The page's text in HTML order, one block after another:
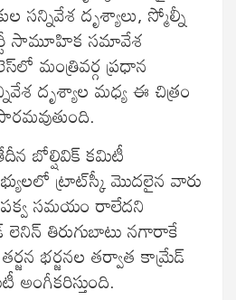
సన్నివేశ దృశ్యాలు, స్మోల్నీ
సామూహిక సమావేశ
మంత్రివర్గ ప్రధాన
దృశ్యాల మధ్య ఈ చిత్రం
బోల్షివిక్‍ కమిటీ
ట్రాట్‍స్కీ మొదలైన వారు
సమయం రాలేదని
తిరుగుబాటు నగారాకే
భర్జనల తర్వాత కామ్రేడ్‍